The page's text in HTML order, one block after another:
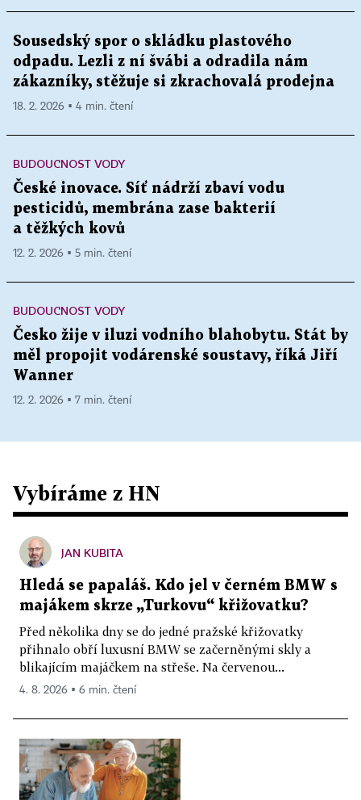
Sousedský spor o skládku plastového
odpadu. Lezli z ní švábi a odradila nám
zákazníky, stěžuje si zkrachovalá prodejna
18. 2. 2026 ▪ 4 min. čtení
BUDOUCNOST VODY
České inovace. Síť nádrží zbaví vodu
pesticidů, membrána zase bakterií
a těžkých kovů
12. 2. 2026 ▪ 5 min. čtení
BUDOUCNOST VODY
Česko žije v iluzi vodního blahobytu. Stát by
měl propojit vodárenské soustavy, říká Jiří
Wanner
12. 2. 2026 ▪ 7 min. čtení
Vybíráme z HN
JAN KUBITA
Hledá se papaláš. Kdo jel v černém BMW s
majákem skrze „Turkovu“ křižovatku?
Před několika dny se do jedné pražské křižovatky
přihnalo obří luxusní BMW se začerněnými skly a
blikajícím majáčkem na střeše. Na červenou...
4. 8. 2026 ▪ 6 min. čtení